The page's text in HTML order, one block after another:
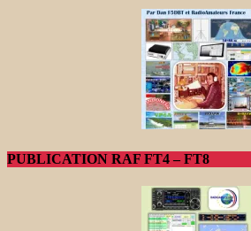
PUBLICATION RAF FT4 – FT8